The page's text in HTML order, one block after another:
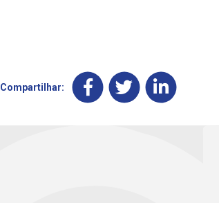
Compartilhar: